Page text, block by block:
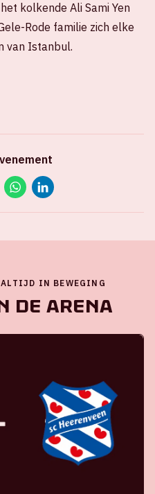
kolkende Ali Sami Yen
Rode familie zich elke
van Istanbul.
IN BEWEGING
de ArenA